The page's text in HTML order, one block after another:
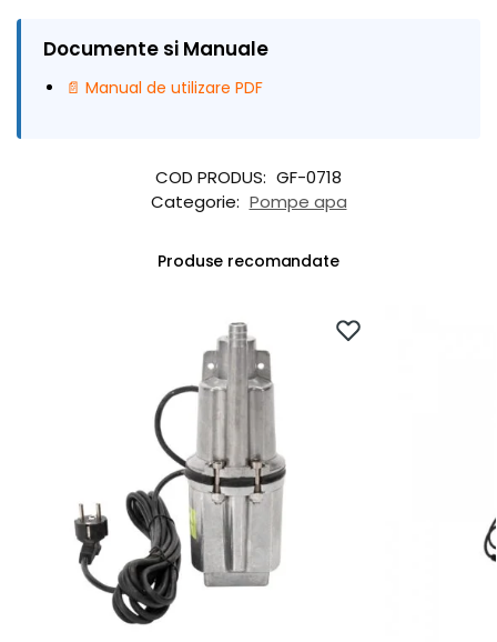
Documente si Manuale
📄 Manual de utilizare PDF
COD PRODUS: GF-0718
Categorie: Pompe apa
Produse recomandate